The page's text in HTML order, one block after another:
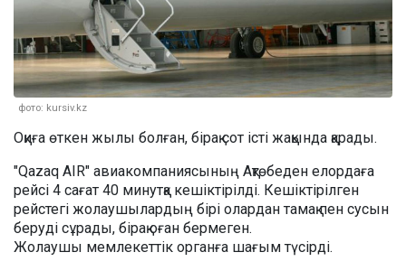
фото: kursiv.kz
Оқиға өткен жылы болған, бірақ сот істі жақында қарады.
"Qazaq AIR" авиакомпаниясының Ақтөбеден елордаға
рейсі 4 сағат 40 минутқа кешіктірілді. Кешіктірілген
рейстегі жолаушылардың бірі олардан тамақ пен сусын
беруді сұрады, бірақ оған бермеген.
Жолаушы мемлекеттік органға шағым түсірді.